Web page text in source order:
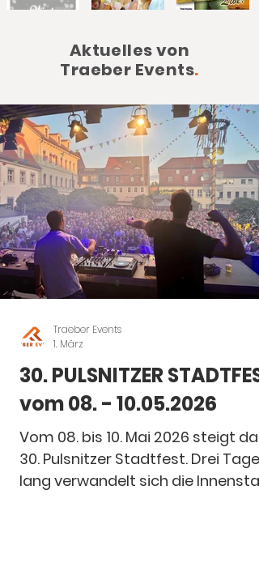
Aktuelles von
Traeber Events.
30. PULSNITZER
vom 08. - 10.05.2026
Vom 08. bis 10. Mai 2026 steigt das
30. Pulsnitzer Stadtfest. Drei Tage
lang verwandelt sich die
Traeber Events
1. März